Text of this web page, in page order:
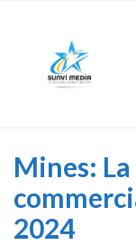
Mines:
2024